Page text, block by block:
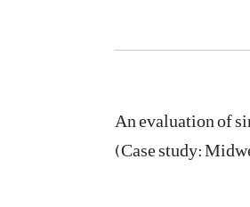
An evaluation of
(Case study: